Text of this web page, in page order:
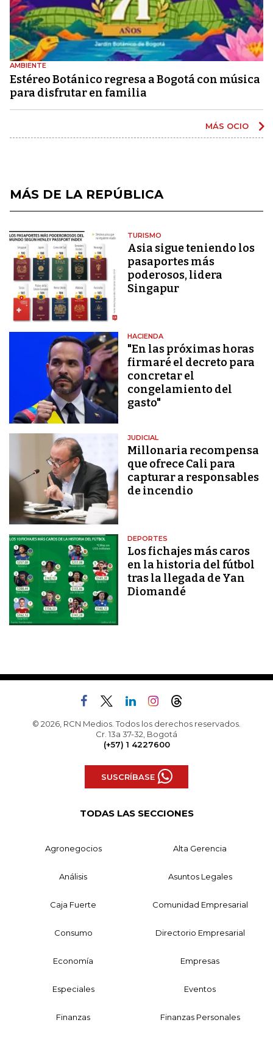
AMBIENTE
Estéreo Botánico regresa a Bogotá con música
para disfrutar en familia
MÁS OCIO
MÁS DE LA REPÚBLICA
TURISMO
Asia sigue teniendo los
pasaportes más
poderosos, lidera
Singapur
HACIENDA
"En las próximas horas
firmaré el decreto para
concretar el
congelamiento del
gasto"
JUDICIAL
Millonaria recompensa
que ofrece Cali para
capturar a responsables
de incendio
DEPORTES
Los fichajes más caros
en la historia del fútbol
tras la llegada de Yan
Diomandé
© 2026, RCN Medios. Todos los derechos reservados.
Cr. 13a 37-32, Bogotá
(+57) 1 4227600
SUSCRÍBASE
TODAS LAS SECCIONES
Agronegocios Alta Gerencia
Análisis Asuntos Legales
Caja Fuerte Comunidad Empresarial
Consumo Directorio Empresarial
Economía Empresas
Especiales Eventos
Finanzas Finanzas Personales